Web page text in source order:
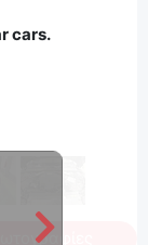
cars.